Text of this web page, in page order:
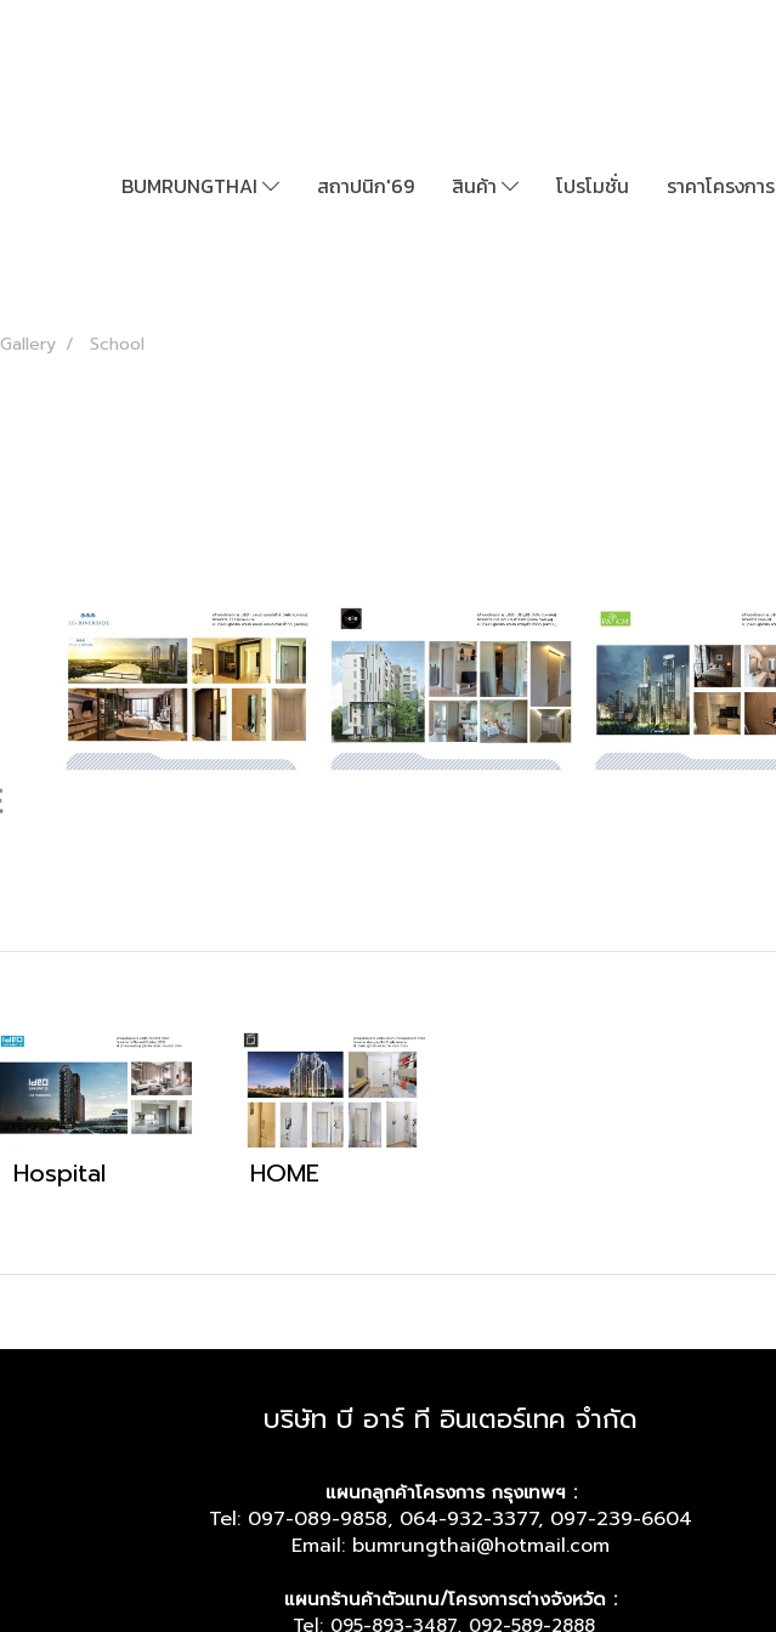
BUMRUNGTHAI สถาปนิก'69 สินค้า โปรโมชั่น ราคาโครงการ
Gallery School
Hospital HOME
บริษัท บี อาร์ ที อินเตอร์เทค จำกัด
แผนกลูกค้าโครงการ กรุงเทพฯ :
Tel: 097-089-9858, 064-932-3377, 097-239-6604
Email: bumrungthai@hotmail.com
แผนกร้านค้าตัวแทน/โครงการต่างจังหวัด :
Tel: 095-893-3487, 092-589-2888